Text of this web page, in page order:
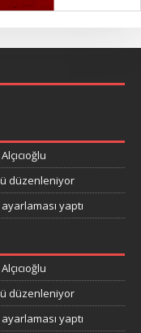
düzenleniyor
yaptı
düzenleniyor
yaptı